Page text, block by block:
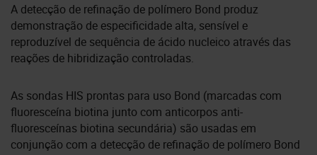
A detecção de refinação de polímero Bond produz
demonstração de especificidade alta, sensível e
reproduzível de sequência de ácido nucleico através das
reações de hibridização controladas.
As sondas HIS prontas para uso Bond (marcadas com
fluoresceína biotina junto com anticorpos anti-
fluoresceínas biotina secundária) são usadas em
conjunção com a detecção de refinação de polímero Bond